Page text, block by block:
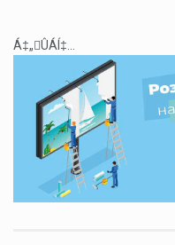
Á‡„ÛÁÍ‡...